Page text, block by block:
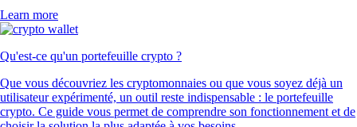
Learn more
Qu'est-ce qu'un portefeuille crypto ?
Que vous découvriez les cryptomonnaies ou que vous soyez déjà un
utilisateur expérimenté, un outil reste indispensable : le portefeuille
crypto. Ce guide vous permet de comprendre son fonctionnement et de